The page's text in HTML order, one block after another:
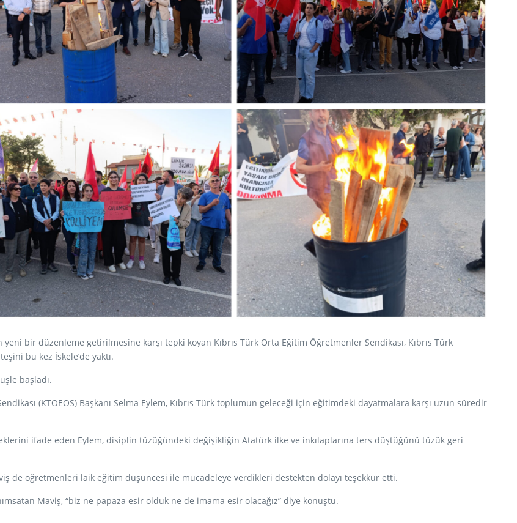
bir düzenleme getirilmesine karşı tepki koyan Kıbrıs Türk Orta Eğitim Öğretmenler Sendikası, Kıbrıs Türk
bu kez İskele’de yaktı.
başladı.
(KTOEÖS) Başkanı Selma Eylem, Kıbrıs Türk toplumun geleceği için eğitimdeki dayatmalara karşı uzun süredir
ifade eden Eylem, disiplin tüzüğündeki değişikliğin Atatürk ilke ve inkılaplarına ters düştüğünü tüzük geri
de öğretmenleri laik eğitim düşüncesi ile mücadeleye verdikleri destekten dolayı teşekkür etti.
Maviş, “biz ne papaza esir olduk ne de imama esir olacağız” diye konuştu.